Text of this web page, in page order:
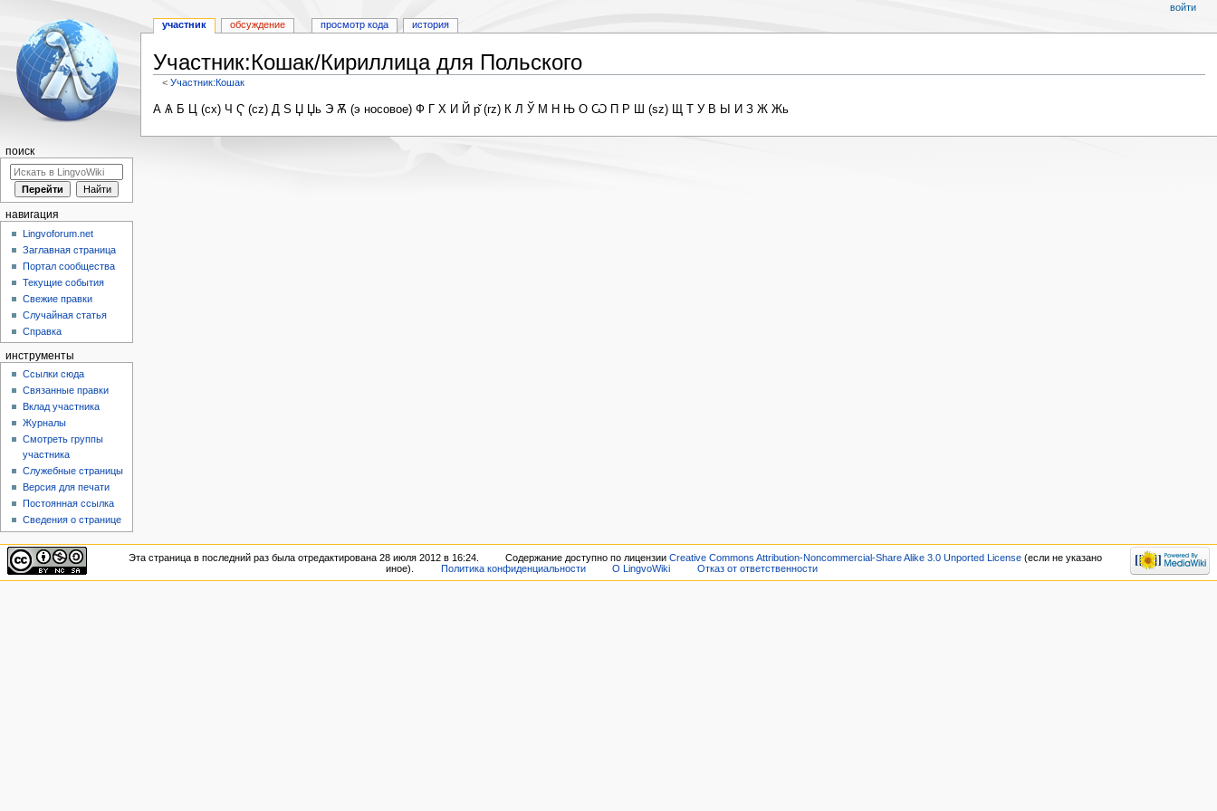
Участник:Кошак/Кириллица для Польского
<Участник:Кошак
Перейти
Перейти
А Ѧ Б Ц (сх) Ч Ҁ (cz) Д Ѕ Џ Џь Э Ѫ (э носовое) Ф Г Х И Й р̌ (rz) К Л Ў М Н Њ О Ѡ П Р Ш (sz) Щ Т У В Ы И З Ж Жь
участник обсуждение просмотр кода история
войти
поиск
навигация
Lingvoforum.net
Заглавная страница
Портал сообщества
Текущие события
Свежие правки
Случайная статья
Справка
инструменты
Ссылки сюда
Связанные правки
Вклад участника
Журналы
Смотреть группы
участника
Служебные страницы
Версия для печати
Постоянная ссылка
Сведения о странице
Эта страница в последний раз была отредактирована 28 июля 2012 в 16:24. Содержание доступно по лицензииCreative Commons Attribution-Noncommercial-Share Alike 3.0 Unported License (если не указано
иное).
Политика конфиденциальности О LingvoWiki Отказ от ответственности